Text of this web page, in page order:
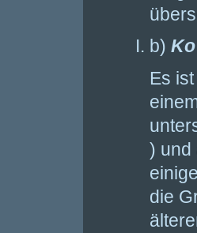
b)
Es
) und
die